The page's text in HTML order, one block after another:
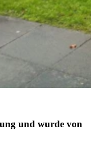
und wurde von